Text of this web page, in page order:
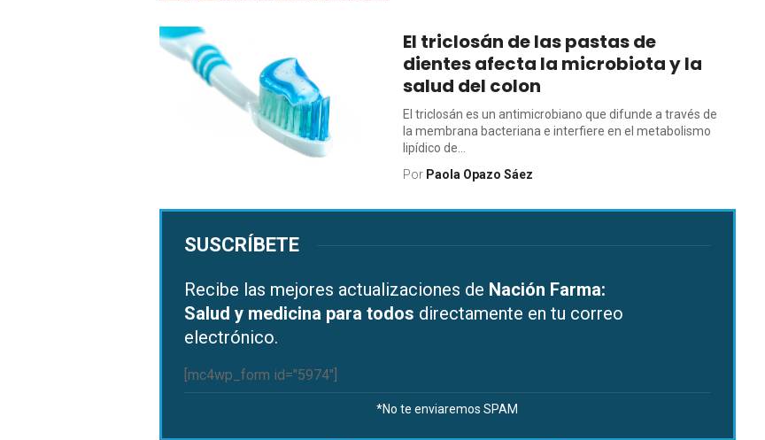
El triclosán de las pastas de
dientes afecta la microbiota y la
salud del colon
El triclosán es un antimicrobiano que difunde a través de
la membrana bacteriana e interfiere en el metabolismo
lipídico de...
Por Paola Opazo Sáez
SUSCRÍBETE
Recibe las mejores actualizaciones de Nación Farma:
Salud y medicina para todos directamente en tu correo
electrónico.
[mc4wp_form id="5974"]
*No te enviaremos SPAM